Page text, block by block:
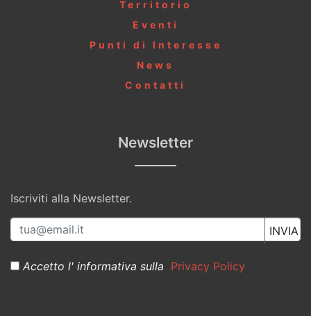
Territorio
Eventi
Punti di Interesse
News
Contatti
Newsletter
Iscriviti alla Newsletter.
Accetto l' informativa sulla Privacy Policy